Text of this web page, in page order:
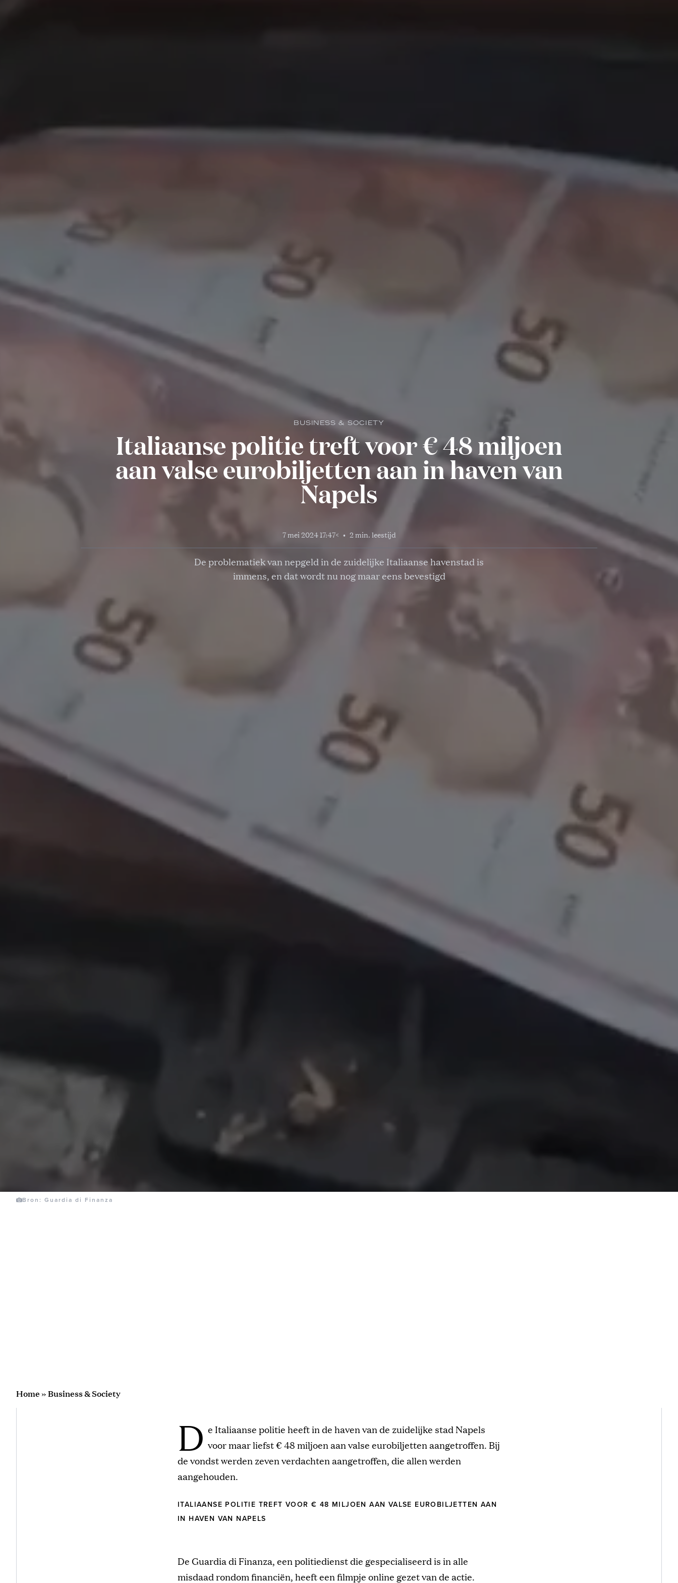
BUSINESS & SOCIETY
Italiaanse politie treft voor € 48 miljoen
aan valse eurobiljetten aan in haven van
Napels
7 mei 2024 17:47< • 2 min. leestijd
De problematiek van nepgeld in de zuidelijke Italiaanse havenstad is
immens, en dat wordt nu nog maar eens bevestigd
Bron: Guardia di Finanza
Home»Business & Society
D e Italiaanse politie heeft in de haven van de zuidelijke stad Napels
voor maar liefst € 48 miljoen aan valse eurobiljetten aangetroffen. Bij
de vondst werden zeven verdachten aangetroffen, die allen werden
aangehouden.
ITALIAANSE POLITIE TREFT VOOR € 48 MILJOEN AAN VALSE EUROBILJETTEN AAN
IN HAVEN VAN NAPELS
De Guardia di Finanza, een politiedienst die gespecialiseerd is in alle
misdaad rondom financiën, heeft een filmpje online gezet van de actie.